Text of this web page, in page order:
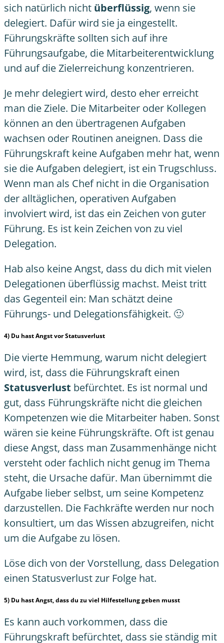
sich natürlich nicht überflüssig, wenn sie
delegiert. Dafür wird sie ja eingestellt.
Führungskräfte sollten sich auf ihre
Führungsaufgabe, die Mitarbeiterentwicklung
und auf die Zielerreichung konzentrieren.
Je mehr delegiert wird, desto eher erreicht
man die Ziele. Die Mitarbeiter oder Kollegen
können an den übertragenen Aufgaben
wachsen oder Routinen aneignen. Dass die
Führungskraft keine Aufgaben mehr hat, wenn
sie die Aufgaben delegiert, ist ein Trugschluss.
Wenn man als Chef nicht in die Organisation
der alltäglichen, operativen Aufgaben
involviert wird, ist das ein Zeichen von guter
Führung. Es ist kein Zeichen von zu viel
Delegation.
Hab also keine Angst, dass du dich mit vielen
Delegationen überflüssig machst. Meist tritt
das Gegenteil ein: Man schätzt deine
Führungs- und Delegationsfähigkeit. 🙂
4) Du hast Angst vor Statusverlust
Die vierte Hemmung, warum nicht delegiert
wird, ist, dass die Führungskraft einen
Statusverlust befürchtet. Es ist normal und
gut, dass Führungskräfte nicht die gleichen
Kompetenzen wie die Mitarbeiter haben. Sonst
wären sie keine Führungskräfte. Oft ist genau
diese Angst, dass man Zusammenhänge nicht
versteht oder fachlich nicht genug im Thema
steht, die Ursache dafür. Man übernimmt die
Aufgabe lieber selbst, um seine Kompetenz
darzustellen. Die Fachkräfte werden nur noch
konsultiert, um das Wissen abzugreifen, nicht
um die Aufgabe zu lösen.
Löse dich von der Vorstellung, dass Delegation
einen Statusverlust zur Folge hat.
5) Du hast Angst, dass du zu viel Hilfestellung geben musst
Es kann auch vorkommen, dass die
Führungskraft befürchtet, dass sie ständig mit